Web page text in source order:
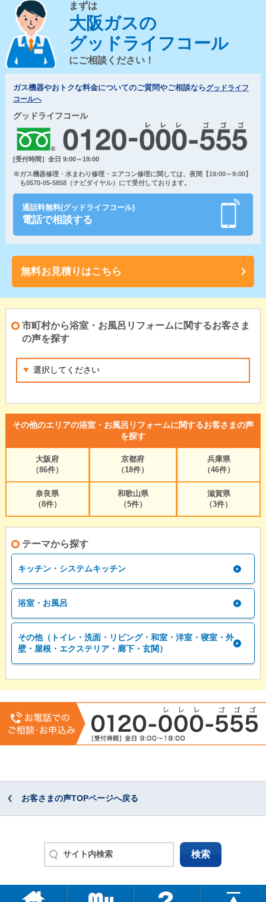
まずは
大阪ガスの
グッドライフコール
にご相談ください！
ガス機器やおトクな料金についてのご質問やご相談ならグッドライフ
コールへ
グッドライフコール
[受付時間］全日 9:00～19:00
※ガス機器修理・水まわり修理・エアコン修理に関しては、夜間【19:00～9:00】
も0570-05-5858（ナビダイヤル）にて受付しております。
通話料無料(グッドライフコール)
電話で相談する
無料お見積りはこちら
市町村から浴室・お風呂リフォームに関するお客さま
の声を探す
その他のエリアの浴室・お風呂リフォームに関するお客さまの声
を探す
大阪府
（86件）
京都府
（18件）
兵庫県
（46件）
奈良県
（8件）
和歌山県
（5件）
滋賀県
（3件）
テーマから探す
キッチン・システムキッチン
浴室・お風呂
その他（トイレ・洗面・リビング・和室・洋室・寝室・外
壁・屋根・エクステリア・廊下・玄関）
お客さまの声TOPページへ戻る